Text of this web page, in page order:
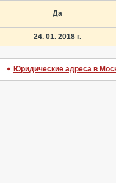
Да
24. 01. 2018 г.
Юридические адреса в